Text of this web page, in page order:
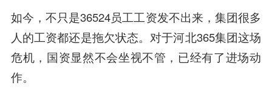
如今，不只是36524员工工资发不出来，集团很多
人的工资都还是拖欠状态。对于河北365集团这场
危机，国资显然不会坐视不管，已经有了进场动
作。